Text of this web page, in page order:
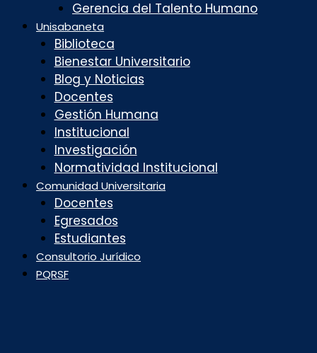
Gerencia del Talento Humano
Unisabaneta
Biblioteca
Bienestar Universitario
Blog y Noticias
Docentes
Gestión Humana
Institucional
Investigación
Normatividad Institucional
Comunidad Universitaria
Docentes
Egresados
Estudiantes
Consultorio Jurídico
PQRSF